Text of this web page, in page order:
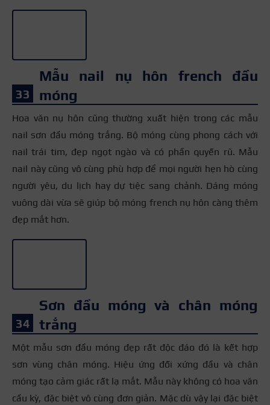
Mẫu nail nụ hôn french đầu
móng
Hoa văn nụ hôn cũng thường xuất hiện trong các mẫu
nail sơn đầu móng trắng. Bộ móng cùng phong cách với
nail trái tim, đẹp ngọt ngào và có phần quyến rũ. Mẫu
nail này cũng vô cùng phù hợp để mọi người hẹn hò cùng
người yêu, du lịch hay dự tiệc sang chảnh. Dáng móng
vuông dài vừa sẽ giúp bộ móng french nụ hôn càng thêm
đẹp mắt hơn.
Sơn đầu móng và chân móng
trắng
Một mẫu sơn đầu móng đẹp rất độc đáo đó là kết hợp
sơn vùng chân móng. Hiệu ứng đối xứng đầu và chân
móng tạo cảm giác rất lạ mắt. Mẫu này không có hoa văn
cầu kỳ, đặc biệt vô cùng đơn giản. Mặc dù vậy lại đặc biệt